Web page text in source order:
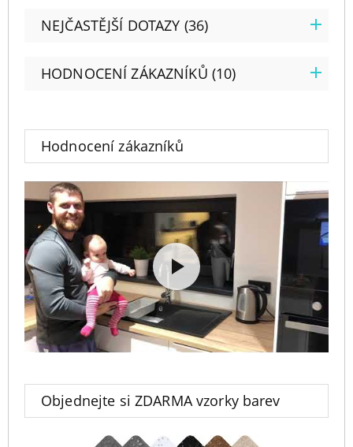
Hodnocení zákazníků
Objednejte si ZDARMA vzorky barev
NEJČASTĚJŠÍ DOTAZY (36)
HODNOCENÍ ZÁKAZNÍKŮ (10)